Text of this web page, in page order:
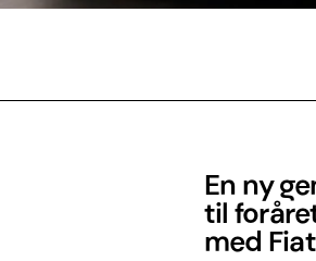
En ny
til
med